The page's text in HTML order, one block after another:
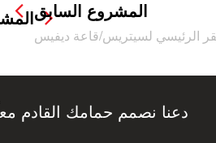
المشروع السابق
الرئيسي لسيتريس/قاعة ديفيس
دعنا نصمم حمامك القادم